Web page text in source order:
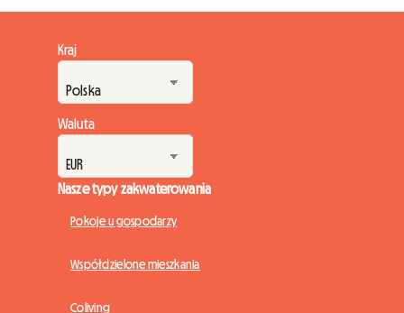
Kraj
Waluta
Nasze typy zakwaterowania
Pokoje u gospodarzy
Współdzielone mieszkania
Coliving